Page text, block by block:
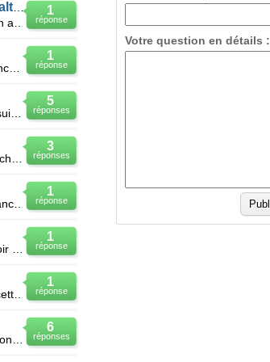
1
réponse
Cherche employeur pour préparer un cap petite enfance en alternance
1
réponse
Bonjour j'ai 18 ans je cherche un contrat d'apprentissage en petite enfance pour septembre 2013 de p
5
réponses
Bonjour, je suis a la recherche d'un patron qui pourra me permettre de suivre ma formation CAP PETIT
3
réponses
1
réponse
Bonjour, Ma fille désire s'orienter vers le CAP "petite enfance" en alternance à la Maison Familial
1
réponse
1
réponse
Recherche CFA en ile de France pour faire le CAP petite enfance pour cette année si cela est encore
6
réponses
Votre question en détails :